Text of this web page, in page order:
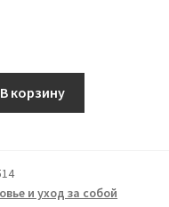
В корзину
и уход за собой